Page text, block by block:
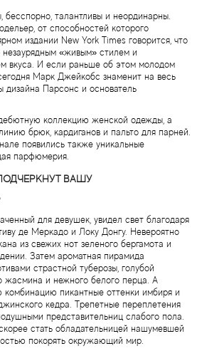
талантливы и неординарны.
от способностей которого
издании New York Times говорится, что
«живым» стилем и
вкуса. И если раньше об этом молодом
Марк Джейкобс знаменит на весь
Парсонс и основатель
коллекцию женской одежды, а
брюк, кардиганов и пальто для парней.
появились также уникальные
парфюмерия.
ВАШУ
для девушек, увидел свет благодаря
де Меркадо и Локу Донгу. Невероятно
из свежих нот зеленого бергамота и
Затем ароматная пирамида
страстной туберозы, голубой
жасмина и нежного белого перца. А
пикантные оттенки имбиря и
кедра. Трепетные переплетения
представительниц слабого пола.
стать обладательницей нашумевшей
покорять окружающий мир.